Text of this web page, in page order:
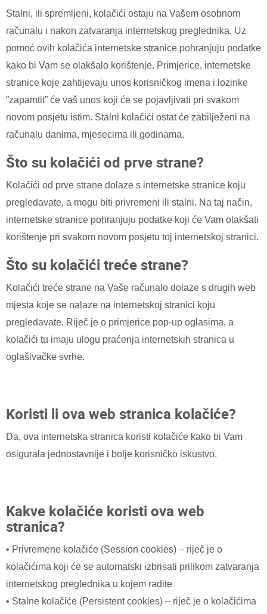
Stalni, ili spremljeni, kolačići ostaju na Vašem osobnom
računalu i nakon zatvaranja internetskog preglednika. Uz
pomoć ovih kolačića internetske stranice pohranjuju podatke
kako bi Vam se olakšalo korištenje. Primjerice, internetske
stranice koje zahtijevaju unos korisničkog imena i lozinke
”zapamtit” će vaš unos koji će se pojavljivati pri svakom
novom posjetu istim. Stalni kolačići ostat će zabilježeni na
računalu danima, mjesecima ili godinama.
Što su kolačići od prve strane?
Kolačići od prve strane dolaze s internetske stranice koju
pregledavate, a mogu biti privremeni ili stalni. Na taj način,
internetske stranice pohranjuju podatke koji će Vam olakšati
korištenje pri svakom novom posjetu toj internetskoj stranici.
Što su kolačići treće strane?
Kolačići treće strane na Vaše računalo dolaze s drugih web
mjesta koje se nalaze na internetskoj stranici koju
pregledavate. Riječ je o primjerice pop-up oglasima, a
kolačići tu imaju ulogu praćenja internetskih stranica u
oglašivačke svrhe.
Koristi li ova web stranica kolačiće?
Da, ova internetska stranica koristi kolačiće kako bi Vam
osigurala jednostavnije i bolje korisničko iskustvo.
Kakve kolačiće koristi ova web
stranica?
• Privremene kolačiće (Session cookies) – riječ je o
kolačićima koji će se automatski izbrisati prilikom zatvaranja
internetskog preglednika u kojem radite
• Stalne kolačiće (Persistent cookies) – riječ je o kolačićima